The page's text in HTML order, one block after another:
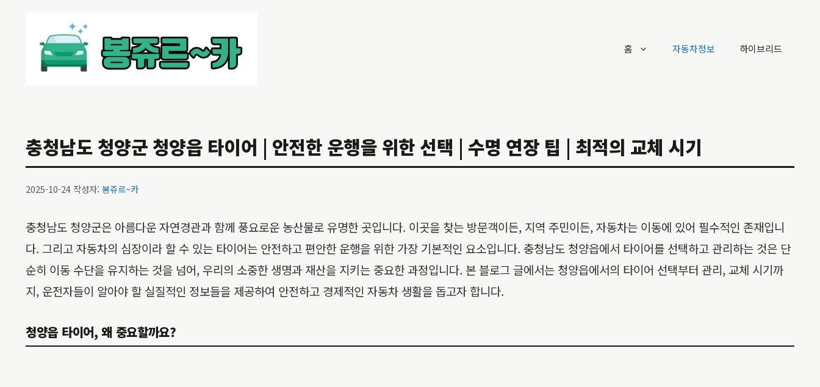
홈 자동차정보 하이브리드
충청남도 청양군 청양읍 타이어 | 안전한 운행을 위한 선택 | 수명 연장 팁 | 최적의 교체 시기
2025-10-24 작성자: 봉쥬르~카
충청남도 청양군은 아름다운 자연경관과 함께 풍요로운 농산물로 유명한 곳입니다. 이곳을 찾는 방문객이든, 지역 주민이든, 자동차는 이동에 있어 필수적인 존재입니
다. 그리고 자동차의 심장이라 할 수 있는 타이어는 안전하고 편안한 운행을 위한 가장 기본적인 요소입니다. 충청남도 청양읍에서 타이어를 선택하고 관리하는 것은 단
순히 이동 수단을 유지하는 것을 넘어, 우리의 소중한 생명과 재산을 지키는 중요한 과정입니다. 본 블로그 글에서는 청양읍에서의 타이어 선택부터 관리, 교체 시기까
지, 운전자들이 알아야 할 실질적인 정보들을 제공하여 안전하고 경제적인 자동차 생활을 돕고자 합니다.
청양읍 타이어, 왜 중요할까요?